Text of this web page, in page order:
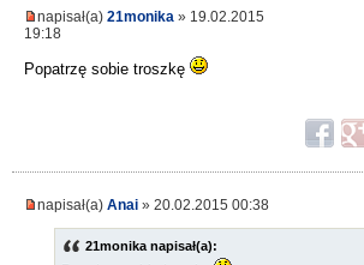
napisał(a) 21monika » 19.02.2015
19:18
Popatrzę sobie troszkę
napisał(a) Anai » 20.02.2015 00:38
21monika napisał(a):